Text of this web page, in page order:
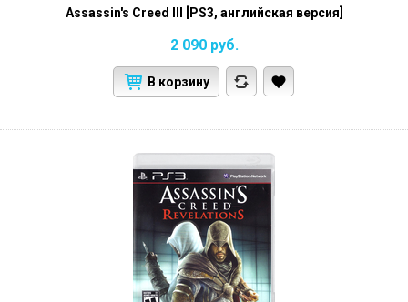
Assassin's Creed III [PS3, английская версия]
2 090 руб.
В корзину